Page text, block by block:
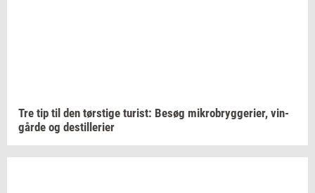
Tre tip til den tørsti­ge turist: Besøg mi­kro­bryg­ge­ri­er, vin­
går­de og destil­le­ri­er